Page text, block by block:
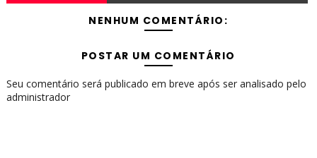
NENHUM COMENTÁRIO:
POSTAR UM COMENTÁRIO
Seu comentário será publicado em breve após ser analisado pelo
administrador